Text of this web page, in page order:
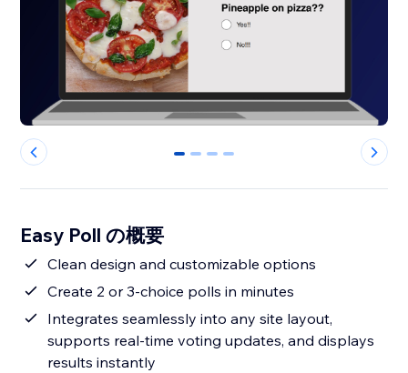
0 1 2 3
Easy Poll の概要
Clean design and customizable options
Create 2 or 3-choice polls in minutes
Integrates seamlessly into any site layout,
supports real-time voting updates, and displays
results instantly